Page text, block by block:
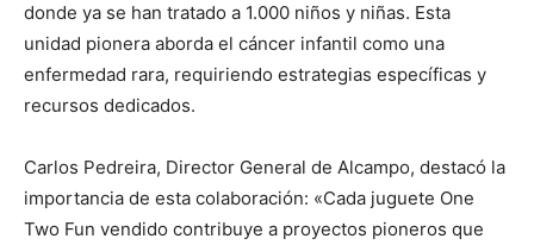
donde ya se han tratado a 1.000 niños y niñas. Esta
unidad pionera aborda el cáncer infantil como una
enfermedad rara, requiriendo estrategias específicas y
recursos dedicados.
Carlos Pedreira, Director General de Alcampo, destacó la
importancia de esta colaboración: «Cada juguete One
Two Fun vendido contribuye a proyectos pioneros que